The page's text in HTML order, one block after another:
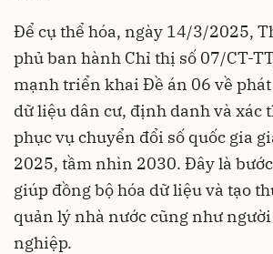
Để cụ thể hóa, ngày 14/3/2025,
phủ ban hành Chỉ thị số 07/CT-
mạnh triển khai Đề án 06 về
dữ liệu dân cư, định danh và xác
phục vụ chuyển đổi số quốc gia
2025, tầm nhìn 2030. Đây là
giúp đồng bộ hóa dữ liệu và tạo
quản lý nhà nước cũng như
nghiệp.